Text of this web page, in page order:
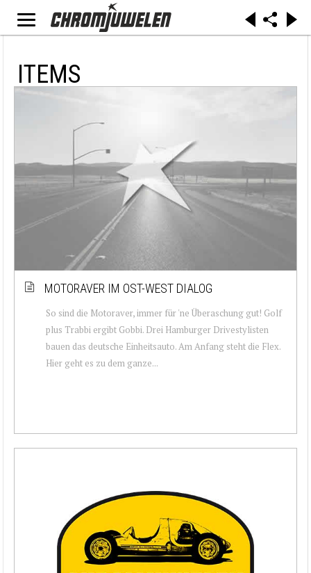
ITEMS
MOTORAVER IM OST-WEST DIALOG
So sind die Motoraver, immer für 'ne Überaschung gut! Golf
plus Trabbi ergibt Gobbi. Drei Hamburger Drivestylisten
bauen das deutsche Einheitsauto. Am Anfang steht die Flex.
Hier geht es zu dem ganze...